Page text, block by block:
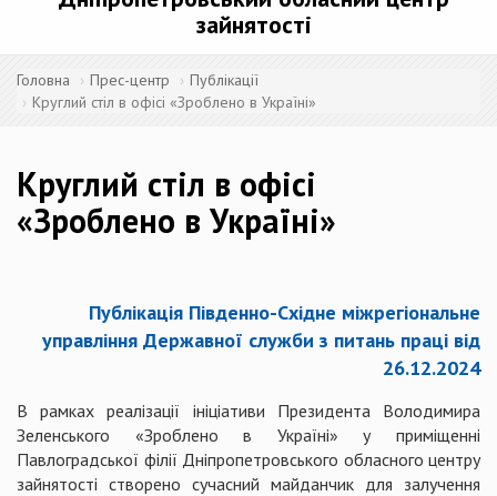
зайнятості
Головна Прес-центр
Публікації
Круглий стіл в офісі «Зроблено в Україні»
Круглий стіл в офісі
«Зроблено в Україні»
Публікація Південно-Східне міжрегіональне
управління Державної служби з питань праці від
26.12.2024
В рамках реалізації ініціативи Президента Володимира
Зеленського «Зроблено в Україні» у приміщенні
Павлоградської філії Дніпропетровського обласного центру
зайнятості створено сучасний майданчик для залучення